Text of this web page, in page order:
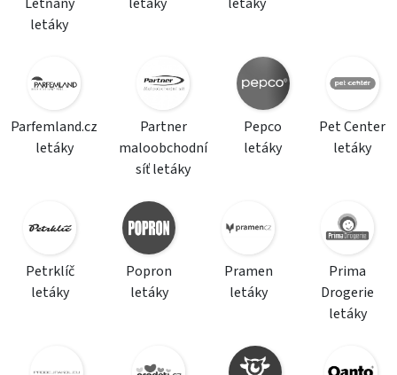
letáky
Parfemland.cz
letáky
Partner
maloobchodní
síť letáky
Pepco
letáky
Pet Center
letáky
Petrklíč
letáky
Popron
letáky
Pramen
letáky
Prima
Drogerie
letáky